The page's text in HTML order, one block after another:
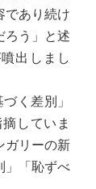
であり続け
ろう」と述
出しまし
く差別」
していま
ガリーの新
」「恥ずべ